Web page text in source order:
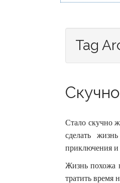
Tag
Стало скучно
сделать
приключения и
Жизнь похожа
тратить время